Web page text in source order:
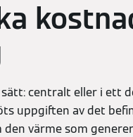
centralt eller i ett
uppgiften av det
värme som